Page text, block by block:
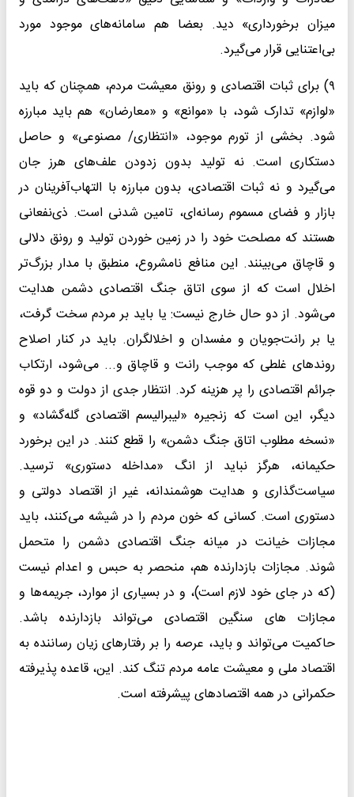
میزان برخورداری» دید. بعضا هم سامانه‌های موجود مورد
بی‌اعتنایی قرار می‌گیرد.
۹) برای ثبات اقتصادی و رونق معیشت مردم، همچنان که باید
«لوازم» تدارک شود، با «موانع» و «معارضان» هم باید مبارزه
شود. بخشی از تورم موجود‌، «انتظاری/ مصنوعی» و حاصل
دستکاری است. نه تولید بدون زدودن علف‌های هرز جان
می‌گیرد و نه ثبات اقتصادی، بدون مبارزه با التهاب‌آفرینان در
بازار و فضای مسموم رسانه‌ای، تامین شدنی است. ذی‌نفعانی
هستند که مصلحت خود را در زمین خوردن تولید و رونق دلالی
و قاچاق می‌بینند. این منافع نامشروع، منطبق با مدار بزرگ‌تر
اخلال است که از سوی اتاق جنگ اقتصادی دشمن هدایت
می‌شود. از دو حال خارج نیست: یا باید بر مردم سخت گرفت،
یا بر رانت‌جویان و مفسدان و اخلالگران. باید در کنار اصلاح
روند‌های غلطی که موجب رانت و قاچاق و... می‌‌شود، ارتکاب
جرائم اقتصادی را پر هزینه کرد. انتظار جدی از دولت و دو قوه
دیگر، این است که زنجیره «لیبرالیسم اقتصادی گله‌گشاد» و
«نسخه مطلوب اتاق جنگ دشمن» را قطع کنند. در این برخورد
حکیمانه، هرگز نباید از انگ «مداخله دستوری» ترسید.
سیاست‌گذاری و هدایت هوشمندانه، غیر از اقتصاد دولتی و
دستوری است. کسانی که خون مردم را در شیشه می‌کنند، باید
مجازات خیانت در میانه جنگ اقتصادی دشمن را متحمل
شوند. مجازات بازدارنده هم، منحصر به حبس و اعدام نیست
(که در جای خود لازم است)، و در بسیاری از موارد، جریمه‌ها و
مجازات ‌های سنگین اقتصادی می‌‌تواند بازدارنده باشد.
حاکمیت می‌‌تواند و باید، عرصه را بر رفتار‌‌های زیان رساننده به
اقتصاد ملی و معیشت عامه مردم تنگ کند. این، قاعده پذیرفته
حکمرانی در همه اقتصاد‌های پیشرفته است.